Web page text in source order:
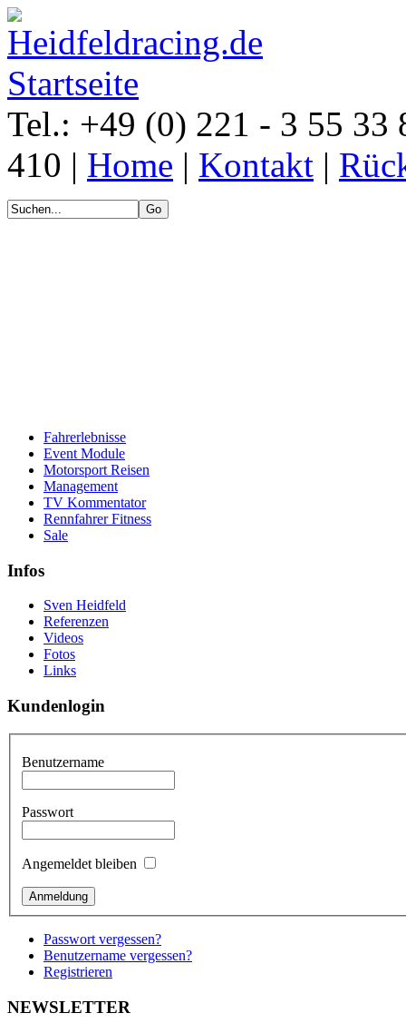
Tel.: +49 (0) 221 - 3 55 33
410 | Home | Kontakt |
Fahrerlebnisse
Event Module
Motorsport Reisen
Management
TV Kommentator
Rennfahrer Fitness
Sale
Infos
Sven Heidfeld
Referenzen
Videos
Fotos
Links
Kundenlogin
Benutzername
Passwort
Angemeldet bleiben
Passwort vergessen?
Benutzername vergessen?
Registrieren
NEWSLETTER